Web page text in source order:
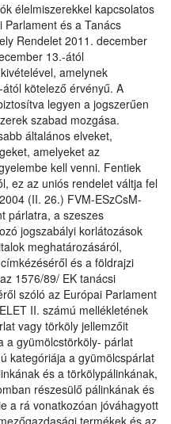
élelmiszerekkel kapcsolatos
Parlament és a Tanács
Rendelet 2011. december
13.-ától
amelynek
kötelező érvényű. A
legyen a jogszerűen
szabad mozgása.
általános elveket,
amelyeket az
kell venni. Fentiek
ez az uniós rendelet váltja fel
(II. 26.) FVM-ESzCsM-
párlatra, a szeszes
jogszabályi korlátozások
meghatározásáról,
és a földrajzi
1576/89/ EK tanácsi
szóló az Európai Parlament
II. számú mellékletének
vagy törköly jellemzőit
a gyümölcstörköly- párlat
kategóriája a gyümölcspárlat
és a törkölypálinkának,
részesülő pálinkának és
a rá vonatkozóan jóváhagyott